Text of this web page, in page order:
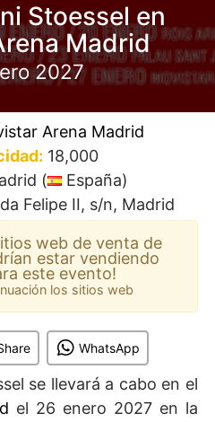
Stoessel en
Madrid
2027
Arena Madrid
18,000
(
España)
Felipe II, s/n, Madrid
web de venta de
estar vendiendo
este evento!
los sitios web
WhatsApp
se llevará a cabo en el
el 26 enero 2027 en la